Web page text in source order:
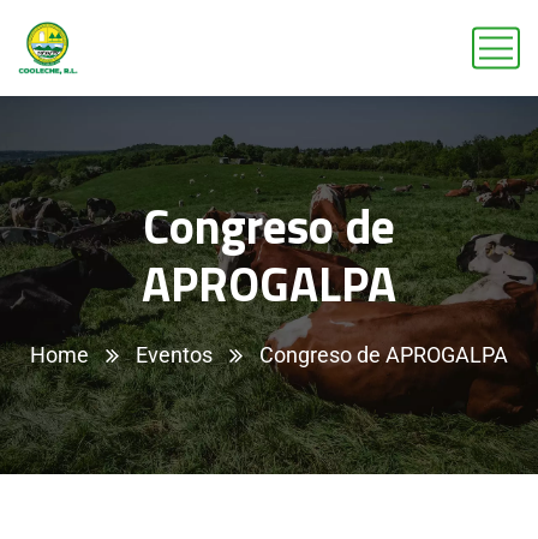
Congreso de
APROGALPA
Home Eventos Congreso de APROGALPA